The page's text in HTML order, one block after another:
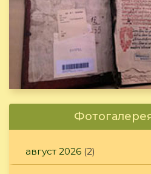
август 2026 (2)